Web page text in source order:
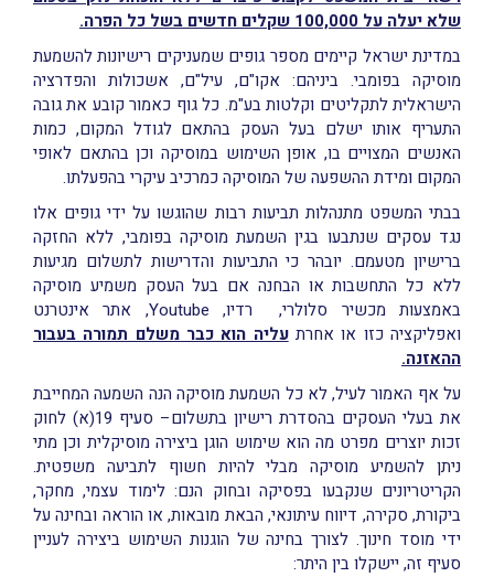
שלא יעלה על 100,000 שקלים חדשים בשל כל הפרה.
במדינת ישראל קיימים מספר גופים שמעניקים רישיונות להשמעת
מוסיקה בפומבי. ביניהם: אקו"ם, עיל"ם, אשכולות והפדרציה
הישראלית לתקליטים וקלטות בע"מ. כל גוף כאמור קובע את גובה
התעריף אותו ישלם בעל העסק בהתאם לגודל המקום, כמות
האנשים המצויים בו, אופן השימוש במוסיקה וכן בהתאם לאופי
המקום ומידת ההשפעה של המוסיקה כמרכיב עיקרי בהפעלתו.
בבתי המשפט מתנהלות תביעות רבות שהוגשו על ידי גופים אלו
נגד עסקים שנתבעו בגין השמעת מוסיקה בפומבי, ללא החזקה
ברישיון מטעמם. יובהר כי התביעות והדרישות לתשלום מגיעות
ללא כל התחשבות או הבחנה אם בעל העסק משמיע מוסיקה
באמצעות מכשיר סלולרי, רדיו, Youtube, אתר אינטרנט
ואפליקציה כזו או אחרתעליה הוא כבר משלם תמורה בעבור
ההאזנה.
על אף האמור לעיל, לא כל השמעת מוסיקה הנה השמעה המחייבת
את בעלי העסקים בהסדרת רישיון בתשלום– סעיף 19(א) לחוק
זכות יוצרים מפרט מה הוא שימוש הוגן ביצירה מוסיקלית וכן מתי
ניתן להשמיע מוסיקה מבלי להיות חשוף לתביעה משפטית.
הקריטריונים שנקבעו בפסיקה ובחוק הנם: לימוד עצמי, מחקר,
ביקורת, סקירה, דיווח עיתונאי, הבאת מובאות, או הוראה ובחינה על
ידי מוסד חינוך. לצורך בחינה של הוגנות השימוש ביצירה לעניין
סעיף זה, יישקלו בין היתר: